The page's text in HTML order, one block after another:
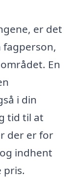
er det
En
i din
tid til at
der er for
indhent
pris.